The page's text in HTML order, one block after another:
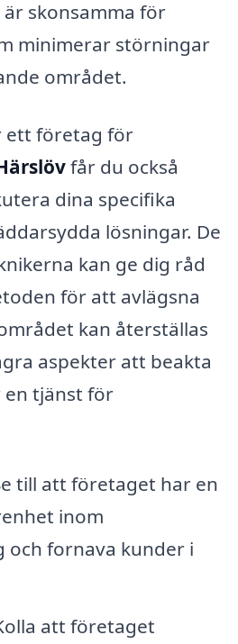
skonsamma för
minimerar störningar
området.
ett företag för
får du också
dina specifika
lösningar. De
kan ge dig råd
för att avlägsna
kan återställas
aspekter att beakta
tjänst för
till att företaget har en
inom
och fornava kunder i
att företaget